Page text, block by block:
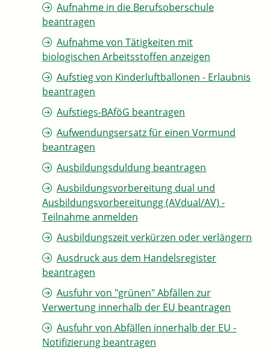
Aufnahme in die Berufsoberschule
beantragen
Aufnahme von Tätigkeiten mit
biologischen Arbeitsstoffen anzeigen
Aufstieg von Kinderluftballonen - Erlaubnis
beantragen
Aufstiegs-BAföG beantragen
Aufwendungsersatz für einen Vormund
beantragen
Ausbildungsduldung beantragen
Ausbildungsvorbereitung dual und
Ausbildungsvorbereitungg (AVdual/AV) -
Teilnahme anmelden
Ausbildungszeit verkürzen oder verlängern
Ausdruck aus dem Handelsregister
beantragen
Ausfuhr von "grünen" Abfällen zur
Verwertung innerhalb der EU beantragen
Ausfuhr von Abfällen innerhalb der EU -
Notifizierung beantragen